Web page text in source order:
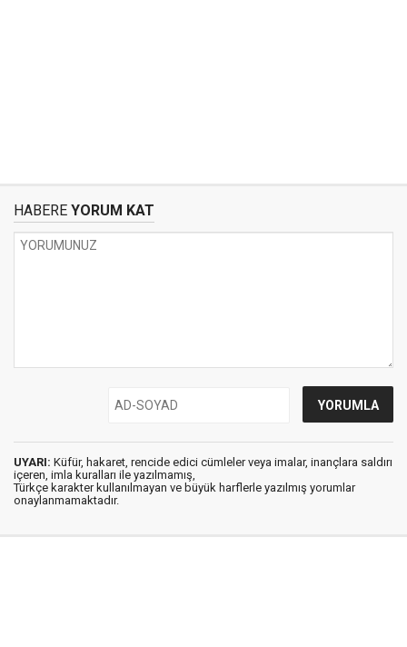
HABERE YORUM KAT
UYARI: Küfür, hakaret, rencide edici cümleler veya imalar, inançlara saldırı
içeren, imla kuralları ile yazılmamış,
Türkçe karakter kullanılmayan ve büyük harflerle yazılmış yorumlar
onaylanmamaktadır.